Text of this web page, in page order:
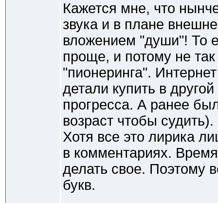
Кажется мне, что
звука и в плане
вложением "души"! То
проще, и потому не
"пионеринга".
детали купить в
прогресса. А ранее
возраст чтобы судить).
Хотя все это лирика
в комментариях.
делать свое. Поэтому
букв.